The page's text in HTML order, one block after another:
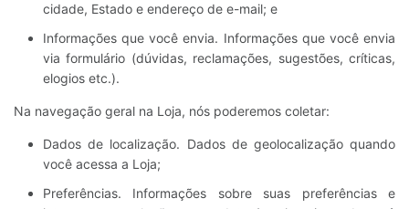
cidade, Estado e endereço de e-mail; e
Informações que você envia. Informações que você envia
via formulário (dúvidas, reclamações, sugestões, críticas,
elogios etc.).
Na navegação geral na Loja, nós poderemos coletar:
Dados de localização. Dados de geolocalização quando
você acessa a Loja;
Preferências. Informações sobre suas preferências e